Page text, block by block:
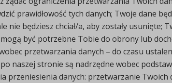
prawidłowość tych danych; Twoje dane
nie będziesz chciał/a, aby zostały usunięte;
być potrzebne Tobie do obrony lub
przetwarzania danych – do czasu
naszej stronie są nadrzędne wobec
przeniesienia danych: przetwarzanie Twoich